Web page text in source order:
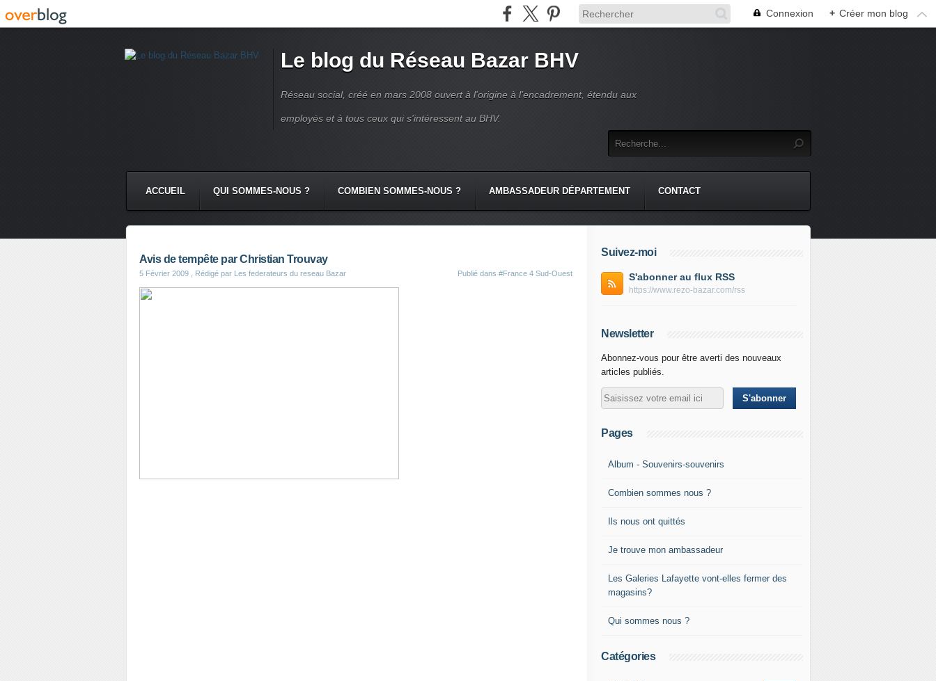
Connexion + Créer mon blog
Le blog du Réseau Bazar BHV
Réseau social, créé en mars 2008 ouvert à l'origine à l'encadrement, étendu aux
employés et à tous ceux qui s'intéressent au BHV.
ACCUEIL QUI SOMMES-NOUS ? COMBIEN SOMMES-NOUS ? AMBASSADEUR DÉPARTEMENT CONTACT
Avis de tempête par Christian Trouvay
5 Février 2009 , Rédigé par Les federateurs du reseau Bazar Publié dans #France 4 Sud-Ouest
Suivez-moi
S'abonner au flux RSS
https://www.rezo-bazar.com/rss
Newsletter
Abonnez-vous pour être averti des nouveaux
articles publiés.
Pages
Album - Souvenirs-souvenirs
Combien sommes nous ?
Ils nous ont quittés
Je trouve mon ambassadeur
Les Galeries Lafayette vont-elles fermer des
magasins?
Qui sommes nous ?
Catégories